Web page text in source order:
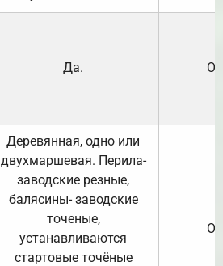
Да.
Деревянная, одно или
двухмаршевая. Перила-
заводские резные,
балясины- заводские
точеные,
устанавливаются
стартовые точёные